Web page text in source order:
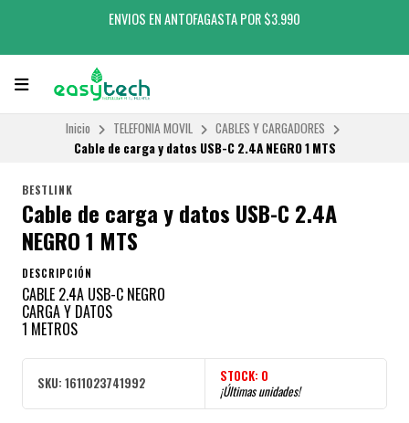
ENVIOS EN ANTOFAGASTA POR $3.990
Inicio TELEFONIA MOVIL
CABLES Y CARGADORES
Cable de carga y datos USB-C 2.4A NEGRO 1 MTS
BESTLINK
Cable de carga y datos USB-C 2.4A
NEGRO 1 MTS
DESCRIPCIÓN
CABLE 2.4A USB-C NEGRO
CARGA Y DATOS
1 METROS
SKU: 1611023741992 STOCK: 0
¡Últimas unidades!